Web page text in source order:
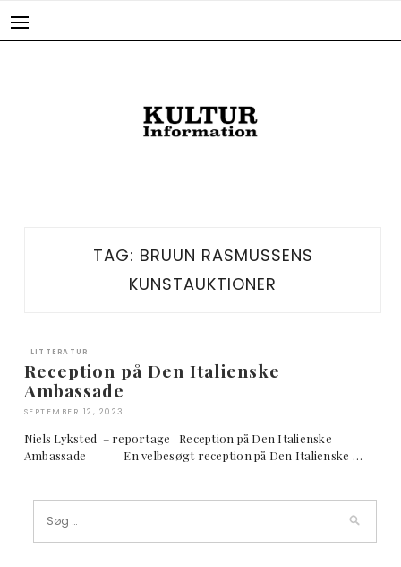
TAG: BRUUN RASMUSSENS
KUNSTAUKTIONER
LITTERATUR
Reception på Den Italienske
Ambassade
SEPTEMBER 12, 2023
Niels Lyksted – reportage Reception på Den Italienske
Ambassade En velbesøgt reception på Den Italienske …